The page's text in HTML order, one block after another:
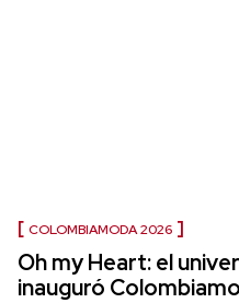
COLOMBIAMODA 2026
Oh my Heart: el
inauguró